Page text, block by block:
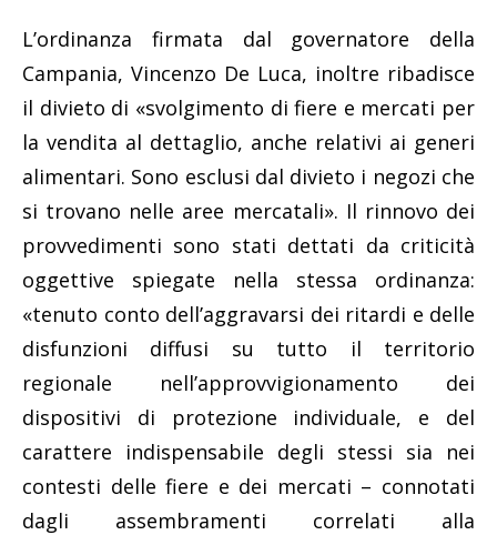
L’ordinanza firmata dal governatore della
Campania, Vincenzo De Luca, inoltre ribadisce
il divieto di «svolgimento di fiere e mercati per
la vendita al dettaglio, anche relativi ai generi
alimentari. Sono esclusi dal divieto i negozi che
si trovano nelle aree mercatali». Il rinnovo dei
provvedimenti sono stati dettati da criticità
oggettive spiegate nella stessa ordinanza:
«tenuto conto dell’aggravarsi dei ritardi e delle
disfunzioni diffusi su tutto il territorio
regionale nell’approvvigionamento dei
dispositivi di protezione individuale, e del
carattere indispensabile degli stessi sia nei
contesti delle fiere e dei mercati – connotati
dagli assembramenti correlati alla